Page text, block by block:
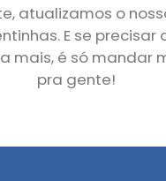
mais, é só mandar
pra gente!